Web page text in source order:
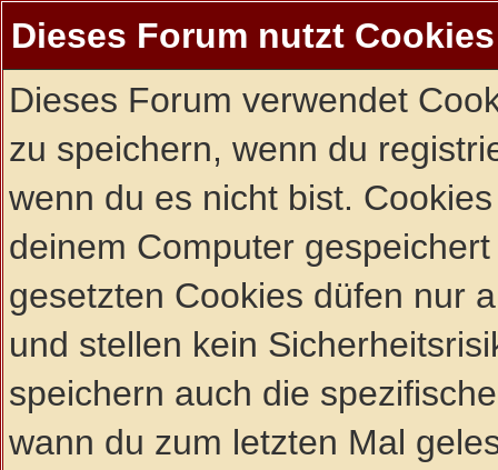
Dieses Forum nutzt Cookies
Dieses Forum verwendet
zu speichern, wenn du
wenn du es nicht bist.
deinem Computer
gesetzten Cookies düfen nur
und stellen kein
speichern auch die
wann du zum letzten Mal